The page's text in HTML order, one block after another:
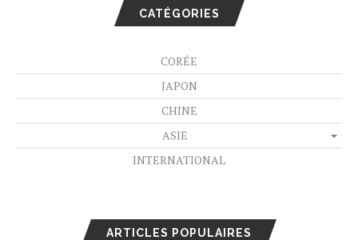
CATÉGORIES
CORÉE
JAPON
CHINE
ASIE
INTERNATIONAL
ARTICLES POPULAIRES